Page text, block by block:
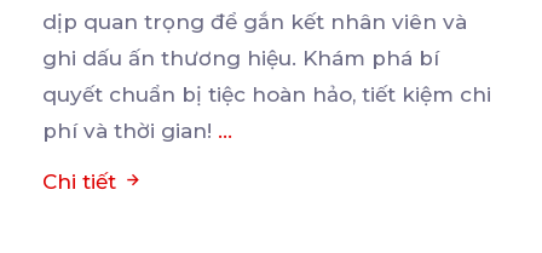
dịp quan trọng để gắn kết nhân viên và
ghi dấu ấn thương hiệu. Khám phá bí
quyết chuẩn bị tiệc hoàn hảo, tiết kiệm chi
phí và thời gian! ...
Chi tiết